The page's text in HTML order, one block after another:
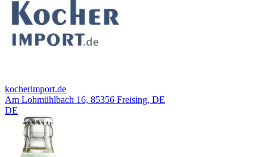
kocherimport.de
Am Lohmühlbach 16, 85356 Freising, DE
DE